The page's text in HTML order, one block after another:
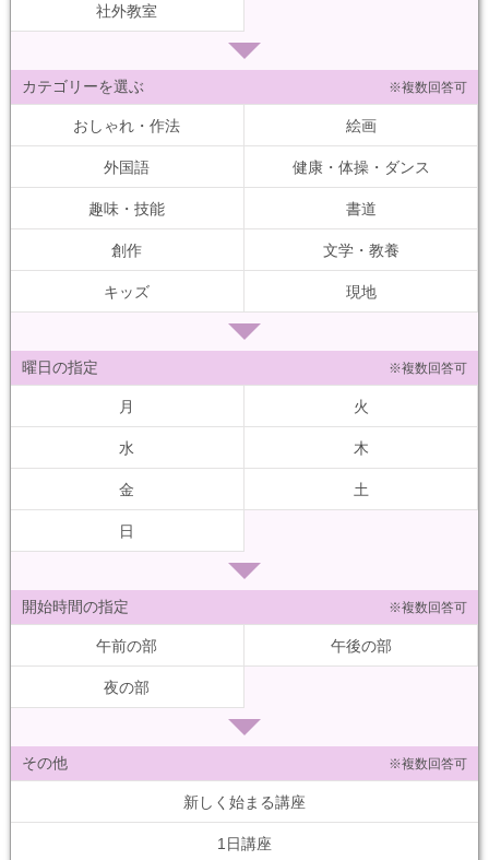
社外教室
カテゴリーを選ぶ ※複数回答可
おしゃれ・作法 絵画
外国語 健康・体操・ダンス
趣味・技能 書道
創作 文学・教養
キッズ 現地
曜日の指定 ※複数回答可
月 火
水 木
金 土
日
開始時間の指定 ※複数回答可
午前の部 午後の部
夜の部
その他 ※複数回答可
新しく始まる講座
1日講座